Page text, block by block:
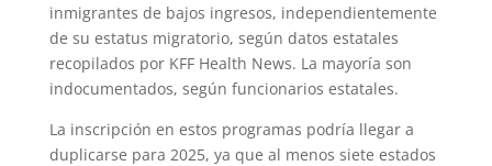
inmigrantes de bajos ingresos, independientemente
de su estatus migratorio, según datos estatales
recopilados por KFF Health News. La mayoría son
indocumentados, según funcionarios estatales.
La inscripción en estos programas podría llegar a
duplicarse para 2025, ya que al menos siete estados